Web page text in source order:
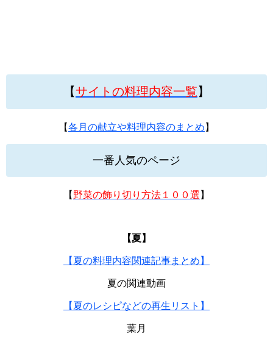
【サイトの料理内容一覧】
【各月の献立や料理内容のまとめ 】
一番人気のページ
【 野菜の飾り切り方法１００選 】
【夏】
【夏の料理内容関連記事まとめ】
夏の関連動画
【夏のレシピなどの再生リスト】
葉月